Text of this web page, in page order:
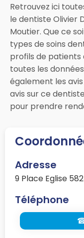
Retrouvez ici
le dentiste Olivier
Moutier. Que ce
types de soins
profils de patients
toutes les
également les
avis sur ce
pour prendre
Adresse
9 Place Eglise
Téléphone